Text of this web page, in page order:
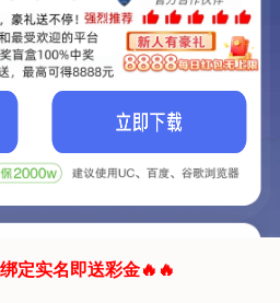
系我们!